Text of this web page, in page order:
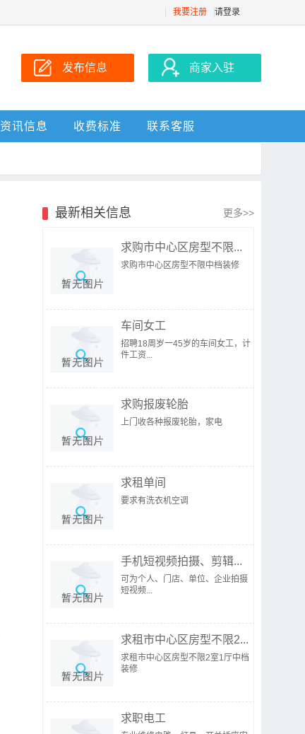
我要注册 请登录
发布信息 商家入驻
资讯信息 收费标准 联系客服
最新相关信息 更多>>
求购市中心区房型不限...
求购市中心区房型不限中档装修
车间女工
招聘18周岁一45岁的车间女工，计
件工资...
求购报废轮胎
上门收各种报废轮胎，家电
求租单间
要求有洗衣机空调
手机短视频拍摄、剪辑...
可为个人、门店、单位、企业拍摄
短视频...
求租市中心区房型不限2...
求租市中心区房型不限2室1厅中档
装修
求职电工